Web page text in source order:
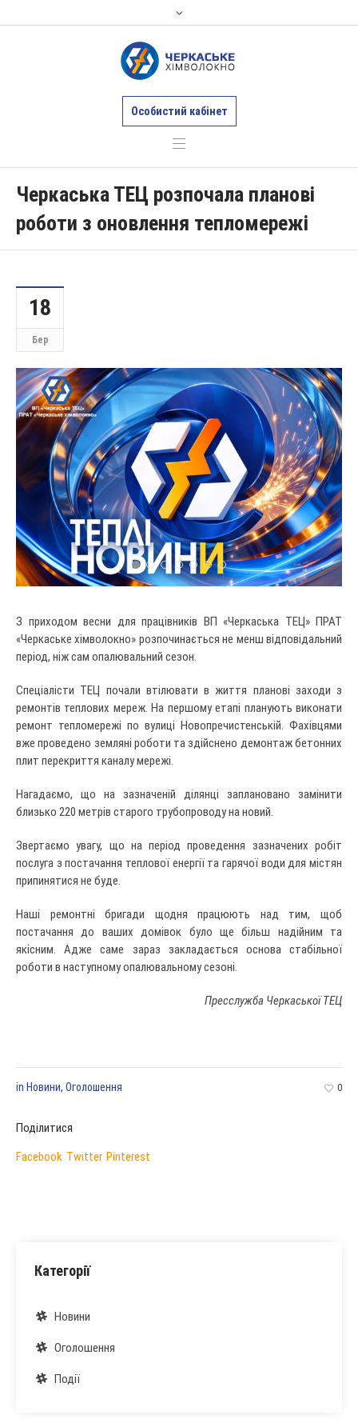
Особистий кабінет
Черкаська ТЕЦ розпочала планові
роботи з оновлення тепломережі
18
Бер
З приходом весни для працівників ВП «Черкаська ТЕЦ» ПРАТ
«Черкаське хімволокно» розпочинається не менш відповідальний
період, ніж сам опалювальний сезон.
Спеціалісти ТЕЦ почали втілювати в життя планові заходи з
ремонтів теплових мереж. На першому етапі планують виконати
ремонт тепломережі по вулиці Новопречистенській. Фахівцями
вже проведено земляні роботи та здійснено демонтаж бетонних
плит перекриття каналу мережі.
Нагадаємо, що на зазначеній ділянці заплановано замінити
близько 220 метрів старого трубопроводу на новий.
Звертаємо увагу, що на період проведення зазначених робіт
послуга з постачання теплової енергії та гарячої води для містян
припинятися не буде.
Наші ремонтні бригади щодня працюють над тим, щоб
постачання до ваших домівок було ще більш надійним та
якісним. Адже саме зараз закладається основа стабільної
роботи в наступному опалювальному сезоні.
Пресслужба Черкаської ТЕЦ
0
in Новини, Оголошення
Поділитися
Facebook Twitter Pinterest
Категорії
Новини
Оголошення
Події